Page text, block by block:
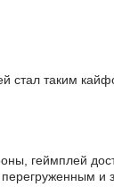
стал таким
геймплей
перегруженным и